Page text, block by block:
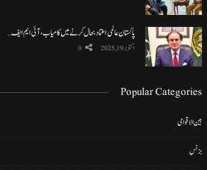
پاکستان عالمی اعتماد بحال کرنے میں کامیاب، آئی ایم ایف…
اکتوبر 19, 2025 0
Popular Categories
بین الاقوامی
بزنس